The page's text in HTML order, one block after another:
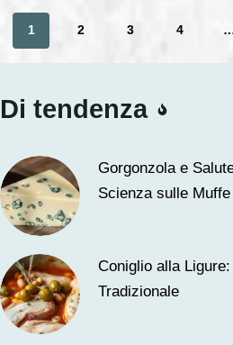
con cura, usando verdure e
1 2 3 4
Di tendenza
Gorgonzola e
Scienza sulle
Coniglio alla
Tradizionale